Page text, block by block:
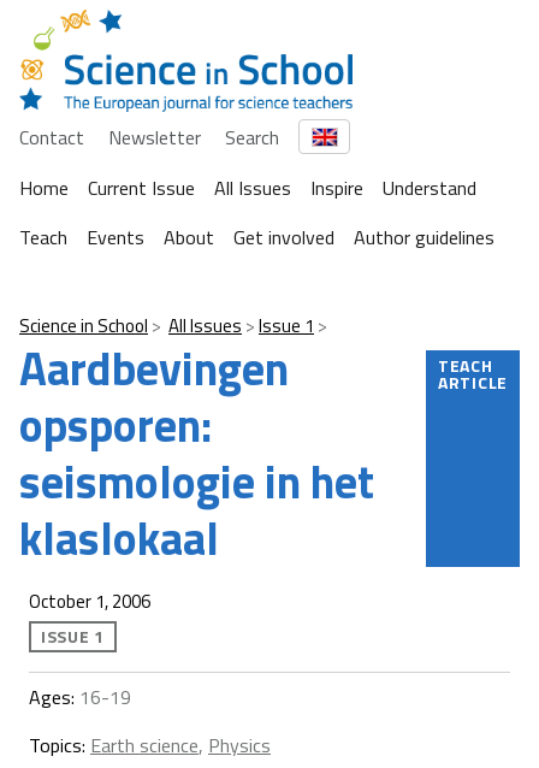
Contact Newsletter
Search
Home
Current Issue All Issues Inspire
Understand
Teach
Events About Get involved Author guidelines
Science in School All Issues Issue 1
Aardbevingen
opsporen:
seismologie in het
klaslokaal
TEACH
ARTICLE
October 1, 2006
ISSUE 1
Ages: 16-19
Topics: Earth science, Physics